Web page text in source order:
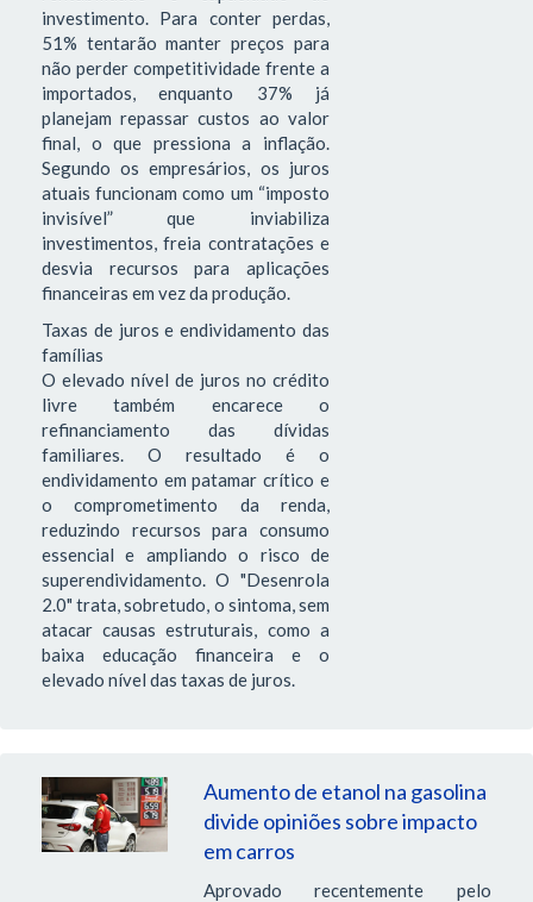
investimento. Para conter perdas,
51% tentarão manter preços para
não perder competitividade frente a
importados, enquanto 37% já
planejam repassar custos ao valor
final, o que pressiona a inflação.
Segundo os empresários, os juros
atuais funcionam como um “imposto
invisível” que inviabiliza
investimentos, freia contratações e
desvia recursos para aplicações
financeiras em vez da produção.
Taxas de juros e endividamento das
famílias
O elevado nível de juros no crédito
livre também encarece o
refinanciamento das dívidas
familiares. O resultado é o
endividamento em patamar crítico e
o comprometimento da renda,
reduzindo recursos para consumo
essencial e ampliando o risco de
superendividamento. O "Desenrola
2.0" trata, sobretudo, o sintoma, sem
atacar causas estruturais, como a
baixa educação financeira e o
elevado nível das taxas de juros.
Aumento de etanol na gasolina
divide opiniões sobre impacto
em carros
Aprovado recentemente pelo